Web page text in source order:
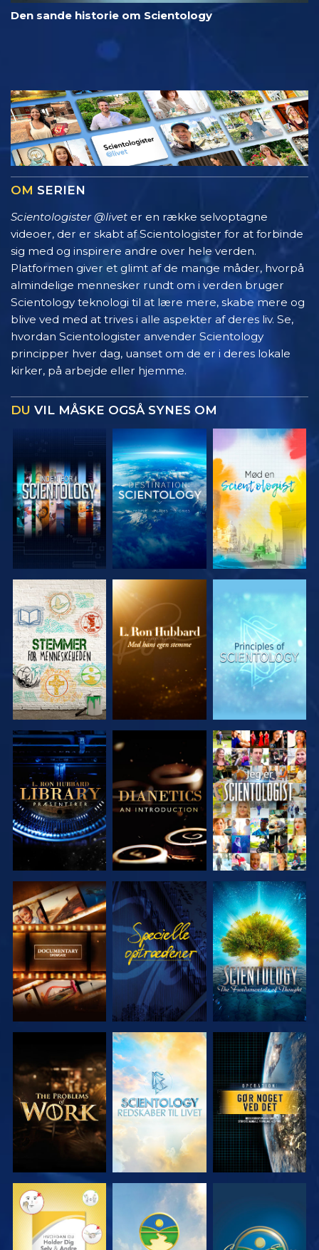
Den sande historie om Scientology
OM SERIEN
Scientologister @livet er en række selvoptagne
videoer, der er skabt af Scientologister for at forbinde
sig med og inspirere andre over hele verden.
Platformen giver et glimt af de mange måder, hvorpå
almindelige mennesker rundt om i verden bruger
Scientology teknologi til at lære mere, skabe mere og
blive ved med at trives i alle aspekter af deres liv. Se,
hvordan Scientologister anvender Scientology
principper hver dag, uanset om de er i deres lokale
kirker, på arbejde eller hjemme.
DU VIL MÅSKE OGSÅ SYNES OM
UDFORSK
SERIEN
UDFORSK
SERIEN
UDFORSK
SERIEN
UDFORSK
SERIEN
UDFORSK
SERIEN
SE
UDFORSK
SERIEN
SE
UDFORSK
SERIEN
UDFORSK
SERIEN
UDFORSK
SERIEN
SE
SE SE SE